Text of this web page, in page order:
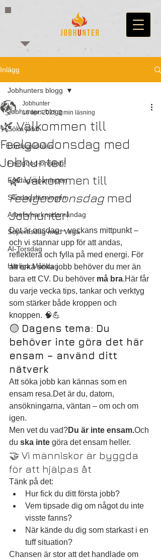
Inlägg
Jobhunters blogg
Söka jobb
Lördagsidolen
Feelgood-onsdag!
Fredagsspaningen
Söndagsläsningen
Arbetsmarknadsmåndag
Supertisdag med Vega
AI-Torsdag
Härliga Måndag
Jobhunters blogg
🌿 Välkommen till
Feelgoodonsdag med
Jobhunter!
Jobhunter
16 apr. 2025 2 min läsning
🌿 Välkommen till
Feelgoodonsdag med
Jobhunter!
Det är onsdag – veckans mittpunkt –
och vi stannar upp för att andas,
reflektera och fylla på med energi. För
att orka söka jobb behöver du mer än
bara ett CV. Du behöver må bra.Här får
du varje vecka tips, tankar och verktyg
som stärker både kroppen och
knoppen. 🧠💪
🟡 Dagens tema: Du
behöver inte göra det här
ensam – använd ditt
nätverk
Att söka jobb kan kännas som en
ensam resa.Det är du, datorn,
ansökningarna, väntan – om och om
igen.
Men vet du vad?Du är inte ensam.Och
du ska inte göra det ensam heller.
🤝 Vi människor är byggda
för att hjälpas åt
Tänk på det:
Hur fick du ditt första jobb?
Vem tipsade dig om något du inte
visste fanns?
När kände du dig som starkast i en
tuff situation?
Chansen är stor att det handlade om